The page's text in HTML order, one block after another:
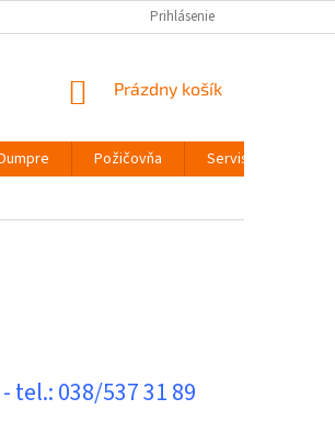
VYMEŇ STARÝ ZA NOVÝ
Prihlásenie
NÁKUPNÝ
Prázdny košík
Požičovňa Servis
tel.: 038/537 31 89